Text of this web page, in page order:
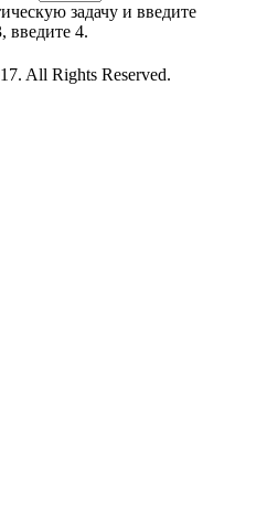
задачу и введите
введите 4.
All Rights Reserved.